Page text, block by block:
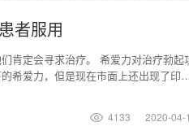
者服用
肯定会寻求治疗。 希爱力对治疗勃起
希爱力，但是现在市面上还出现了印
4133 2020-04-